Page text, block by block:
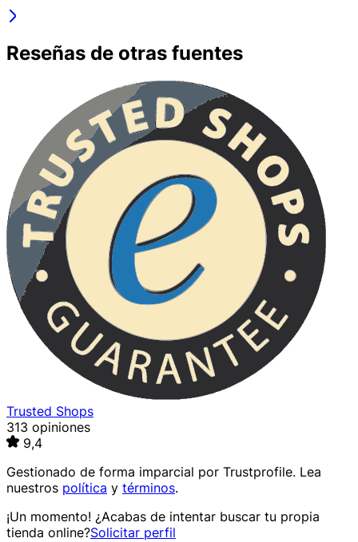
Reseñas de otras fuentes
Trusted Shops
313 opiniones
9,4
Gestionado de forma imparcial por Trustprofile. Lea
nuestros política y términos.
¡Un momento! ¿Acabas de intentar buscar tu propia
tienda online?Solicitar perfil